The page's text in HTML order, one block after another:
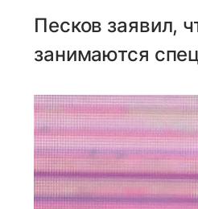
Песков заявил,
занимаются